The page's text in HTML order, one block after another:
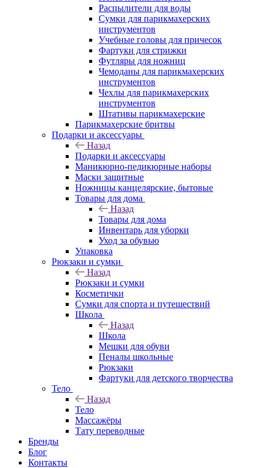
Распылители для воды
Сумки для парикмахерских
инструментов
Учебные головы для причесок
Фартуки для стрижки
Футляры для ножниц
Чемоданы для парикмахерских
инструментов
Чехлы для парикмахерских
инструментов
Штативы парикмахерские
Парикмахерские бритвы
Подарки и аксессуары
Назад
Подарки и аксессуары
Маникюрно-педикюрные наборы
Маски защитные
Ножницы канцелярские, бытовые
Товары для дома
Назад
Товары для дома
Инвентарь для уборки
Уход за обувью
Упаковка
Рюкзаки и сумки
Назад
Рюкзаки и сумки
Косметички
Сумки для спорта и путешествий
Школа
Назад
Школа
Мешки для обуви
Пеналы школьные
Рюкзаки
Фартуки для детского творчества
Тело
Назад
Тело
Массажёры
Тату переводные
Бренды
Блог
Контакты